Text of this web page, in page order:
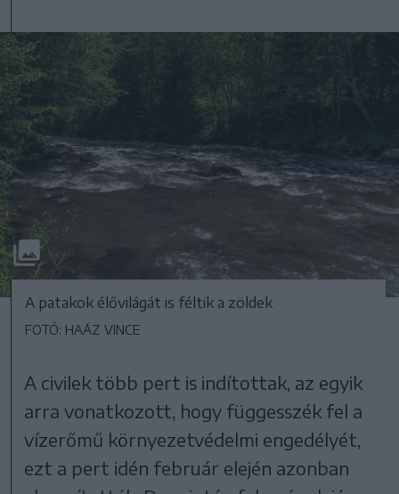
A patakok élővilágát is féltik a zöldek
FOTÓ: HAÁZ VINCE
A civilek több pert is indítottak, az egyik
arra vonatkozott, hogy függesszék fel a
vízerőmű környezetvédelmi engedélyét,
ezt a pert idén február elején azonban